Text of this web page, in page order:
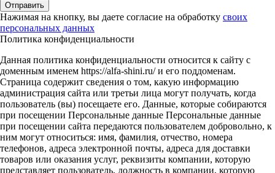
Отправить
Нажимая на кнопку, вы даете согласие на обработку своих
персональных данных
Политика конфиденциальности
Данная политика конфиденциальности относится к сайту с
доменным именем https://alfa-shini.ru/ и его поддоменам.
Страница содержит сведения о том, какую информацию
администрация сайта или третьи лица могут получать, когда
пользователь (вы) посещаете его. Данные, которые собираются
при посещении Персональные данные Персональные данные
при посещении сайта передаются пользователем добровольно, к
ним могут относиться: имя, фамилия, отчество, номера
телефонов, адреса электронной почты, адреса для доставки
товаров или оказания услуг, реквизиты компании, которую
представляет пользователь, должность в компании, которую